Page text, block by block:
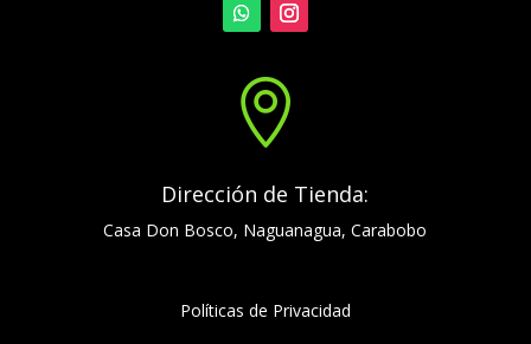

Dirección de Tienda:
Casa Don Bosco, Naguanagua, Carabobo
Políticas de Privacidad